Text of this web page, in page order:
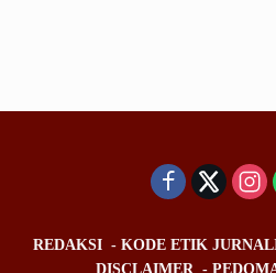
REDAKSI KODE ETIK
DISCLAIMER